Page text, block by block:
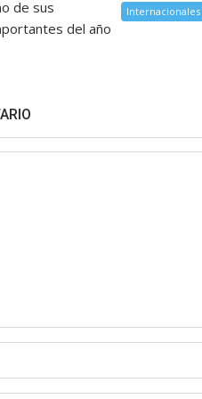
de sus
del año
Internacionales